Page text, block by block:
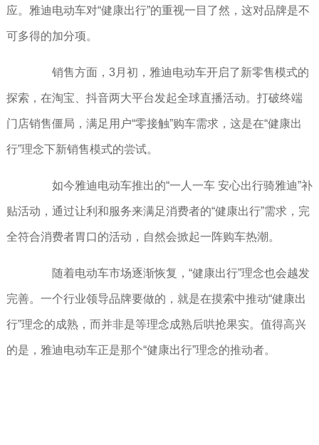
应。雅迪电动车对“健康出行”的重视一目了然，这对品牌是不
可多得的加分项。
销售方面，3月初，雅迪电动车开启了新零售模式的
探索，在淘宝、抖音两大平台发起全球直播活动。打破终端
门店销售僵局，满足用户“零接触”购车需求，这是在“健康出
行”理念下新销售模式的尝试。
如今雅迪电动车推出的“一人一车 安心出行骑雅迪”补
贴活动，通过让利和服务来满足消费者的“健康出行”需求，完
全符合消费者胃口的活动，自然会掀起一阵购车热潮。
随着电动车市场逐渐恢复，“健康出行”理念也会越发
完善。一个行业领导品牌要做的，就是在摸索中推动“健康出
行”理念的成熟，而并非是等理念成熟后哄抢果实。值得高兴
的是，雅迪电动车正是那个“健康出行”理念的推动者。